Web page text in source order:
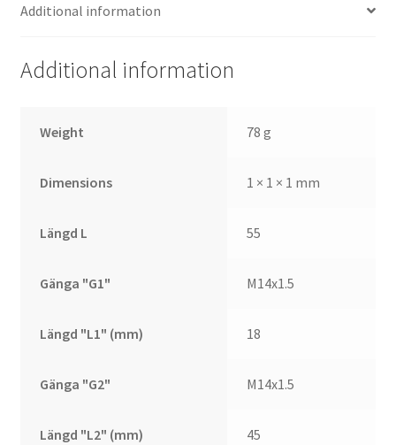
Additional information
Additional information
Weight 78 g
Dimensions 1 × 1 × 1 mm
Längd L 55
Gänga "G1" M14x1.5
Längd "L1" (mm) 18
Gänga "G2" M14x1.5
Längd "L2" (mm) 45